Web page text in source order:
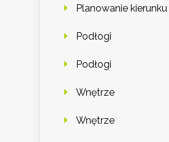
Planowanie
Podłogi
Podłogi
Wnętrze
Wnętrze